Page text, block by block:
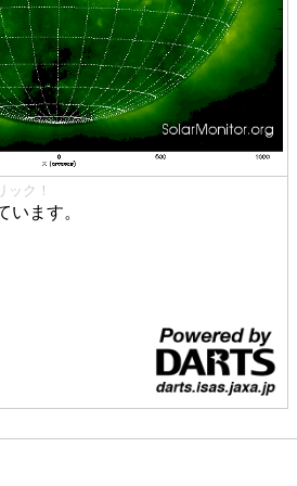
ク！
います。